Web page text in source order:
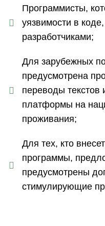
Программисты,
уязвимости в
разработчиками;
Для зарубежных
предусмотрена
переводы текстов
платформы на
проживания;
Для тех, кто
программы,
предусмотрены
стимулирующие